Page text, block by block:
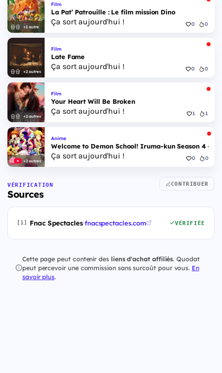
+1 autre
Film
La Pat’ Patrouille : Le film mission Dino
Ça sort aujourd'hui ! 0 0
+2 autres
Film
Late Fame
Ça sort aujourd'hui ! 0 0
+2 autres
Film
Your Heart Will Be Broken
Ça sort aujourd'hui ! 1 1
+2 autres
Anime
Welcome to Demon School! Iruma-kun Season 4 -
Ça sort aujourd'hui ! 0 0
VÉRIFICATION
Sources
CONTRIBUER
[1] Fnac Spectacles·fnacspectacles.com VÉRIFIÉE
Cette page peut contenir des liens d'achat affiliés. Quodat
peut percevoir une commission sans surcoût pour vous. En
savoir plus.